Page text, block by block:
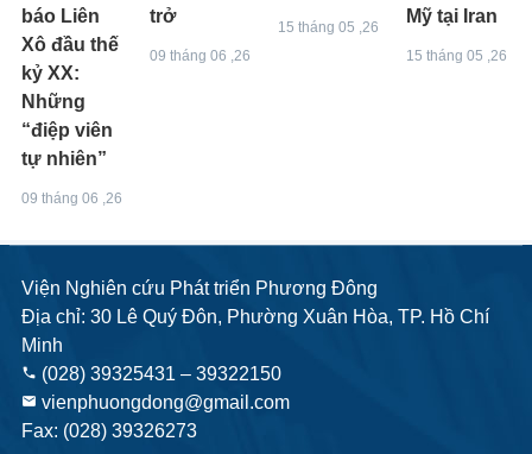
báo Liên
Xô đầu thế
kỷ XX:
Những
“điệp viên
tự nhiên”
09 tháng 06 ,26
trở
09 tháng 06 ,26
15 tháng 05 ,26
Mỹ tại Iran
15 tháng 05 ,26
Viện Nghiên cứu Phát triển Phương Đông
Địa chỉ: 30 Lê Quý Đôn, Phường Xuân Hòa, TP. Hồ Chí
Minh
phone (028) 39325431 – 39322150
email vienphuongdong@gmail.com
Fax: (028) 39326273